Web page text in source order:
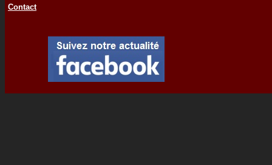
Contact